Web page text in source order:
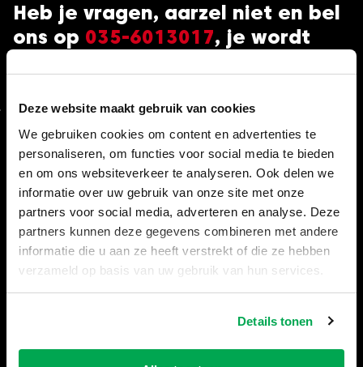
Deze website maakt gebruik van cookies
We gebruiken cookies om content en advertenties te
personaliseren, om functies voor social media te bieden
en om ons websiteverkeer te analyseren. Ook delen we
informatie over uw gebruik van onze site met onze
partners voor social media, adverteren en analyse. Deze
partners kunnen deze gegevens combineren met andere
informatie die u aan ze heeft verstrekt of die ze hebben
verzameld op basis van uw gebruik van hun services.
Details tonen
Heb je vragen, aarzel niet en bel
ons op 035-6013017, je wordt
Algemeen
Over ons
Veelgestelde vragen (FAQ)
Voorwaarden morgen geleverd
Retourneren (herroepingsrecht)
Betaalmethodes